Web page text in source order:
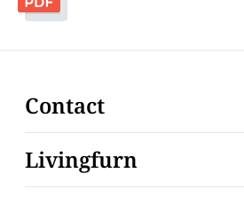
Contact
Livingfurn